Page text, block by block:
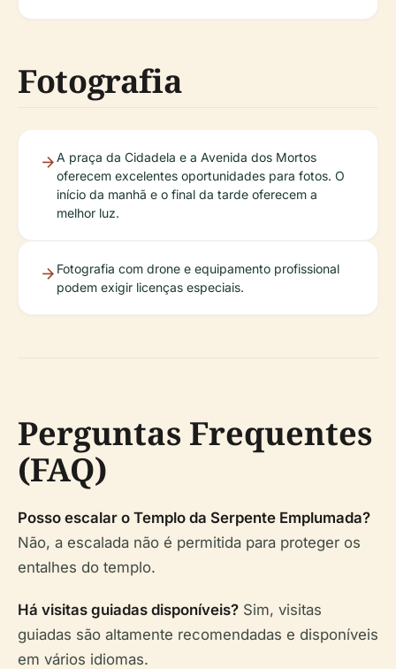
Fotografia
A praça da Cidadela e a Avenida dos Mortos
oferecem excelentes oportunidades para fotos. O
início da manhã e o final da tarde oferecem a
melhor luz.
Fotografia com drone e equipamento profissional
podem exigir licenças especiais.
Perguntas Frequentes
(FAQ)
Posso escalar o Templo da Serpente Emplumada?
Não, a escalada não é permitida para proteger os
entalhes do templo.
Há visitas guiadas disponíveis? Sim, visitas
guiadas são altamente recomendadas e disponíveis
em vários idiomas.